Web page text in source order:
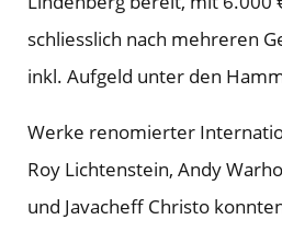
schliesslich nach mehreren
inkl. Aufgeld unter den
Werke renomierter
Roy Lichtenstein, Andy
und Javacheff Christo